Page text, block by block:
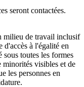
seront contactées.
milieu de travail inclusif
d'accès à l'égalité en
toutes les formes
minorités visibles et de
les personnes en